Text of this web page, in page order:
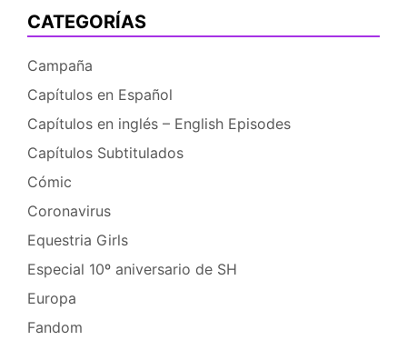
CATEGORÍAS
Campaña
Capítulos en Español
Capítulos en inglés – English Episodes
Capítulos Subtitulados
Cómic
Coronavirus
Equestria Girls
Especial 10º aniversario de SH
Europa
Fandom